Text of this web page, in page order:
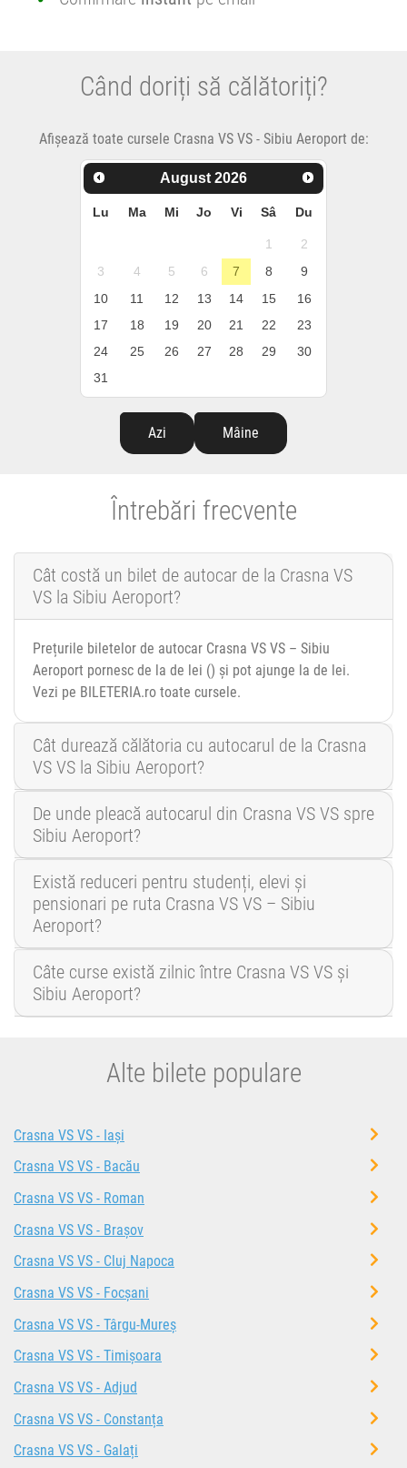
Când doriți să călătoriți?
Afișează toate cursele Crasna VS VS - Sibiu Aeroport de:
August 2026
Lu Ma Mi Jo Vi Sâ Du
1
2
3
4 5 6 7 8
9
10
11 12 13 14 15
16
17
18 19 20 21 22
23
24
25 26 27 28 29
30
31
Azi Mâine
Întrebări frecvente
Cât costă un bilet de autocar de la Crasna VS
VS la Sibiu Aeroport?
Prețurile biletelor de autocar Crasna VS VS – Sibiu
Aeroport pornesc de la de lei () și pot ajunge la de lei.
Vezi pe BILETERIA.ro toate cursele.
Cât durează călătoria cu autocarul de la Crasna
VS VS la Sibiu Aeroport?
De unde pleacă autocarul din Crasna VS VS spre
Sibiu Aeroport?
Există reduceri pentru studenți, elevi și
pensionari pe ruta Crasna VS VS – Sibiu
Aeroport?
Câte curse există zilnic între Crasna VS VS și
Sibiu Aeroport?
Alte bilete populare
Crasna VS VS - Iași
Crasna VS VS - Bacău
Crasna VS VS - Roman
Crasna VS VS - Brașov
Crasna VS VS - Cluj Napoca
Crasna VS VS - Focșani
Crasna VS VS - Târgu-Mureș
Crasna VS VS - Timișoara
Crasna VS VS - Adjud
Crasna VS VS - Constanța
Crasna VS VS - Galați